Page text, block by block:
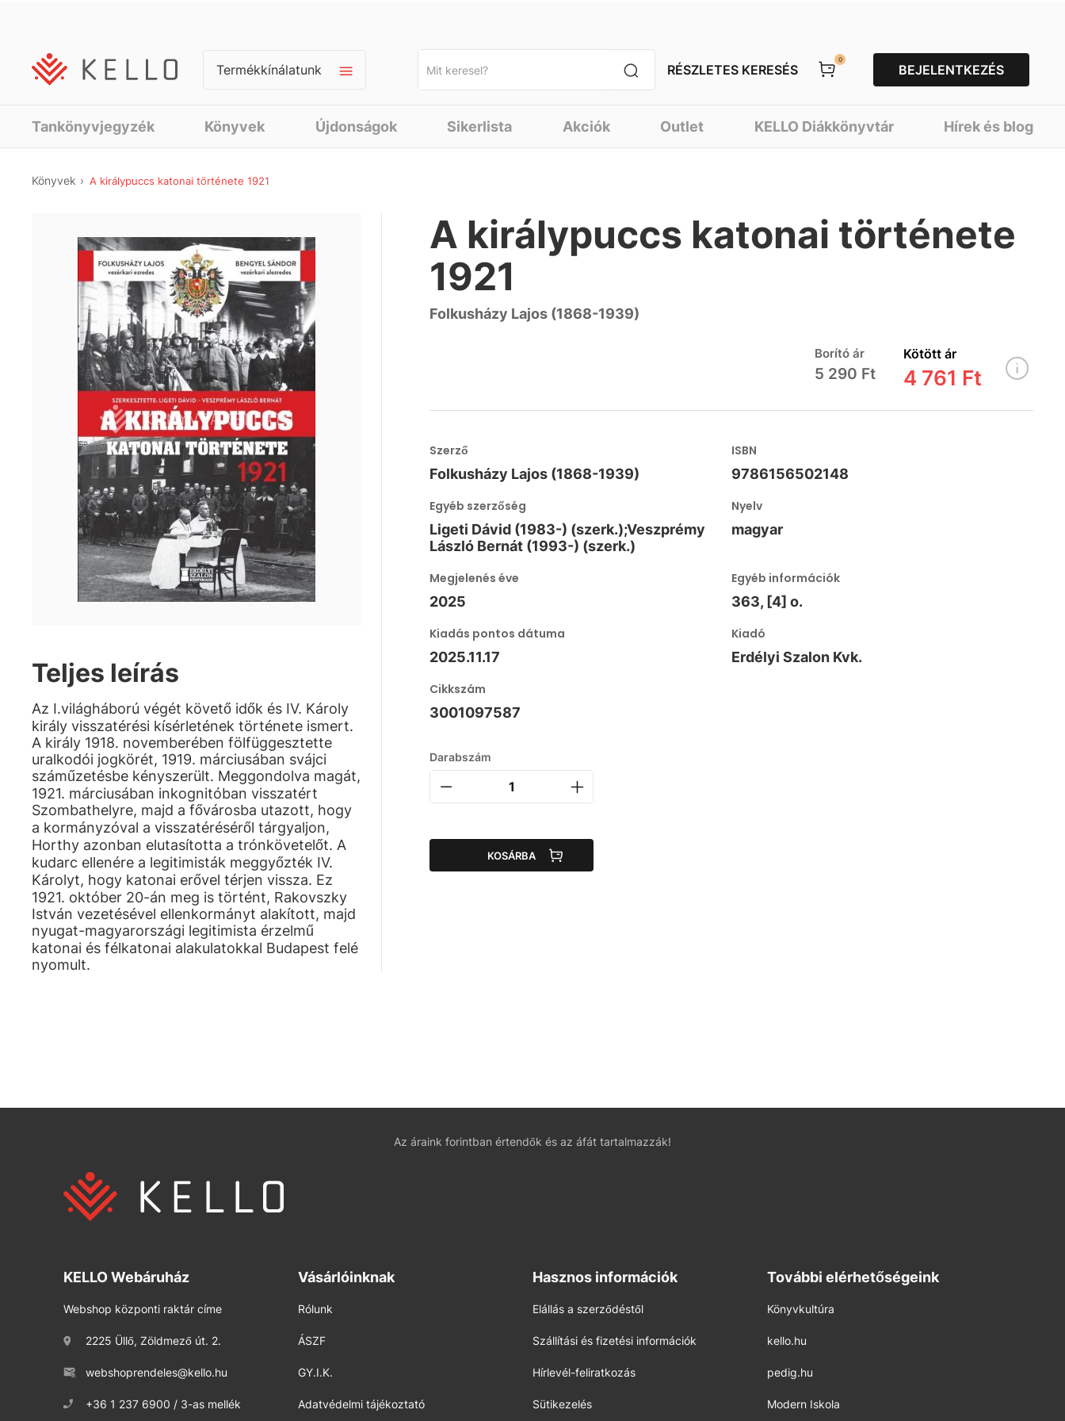
Termékkínálatunk RÉSZLETES KERESÉS
0
BEJELENTKEZÉS
Tankönyvjegyzék Könyvek Újdonságok Sikerlista Akciók Outlet KELLO Diákkönyvtár Hírek és blog
Könyvek A királypuccs katonai története 1921
Teljes leírás
Az I.világháború végét követő idők és IV. Károly
király visszatérési kísérletének története ismert.
A király 1918. novemberében fölfüggesztette
uralkodói jogkörét, 1919. márciusában svájci
száműzetésbe kényszerült. Meggondolva magát,
1921. márciusában inkognitóban visszatért
Szombathelyre, majd a fővárosba utazott, hogy
a kormányzóval a visszatéréséről tárgyaljon,
Horthy azonban elutasította a trónkövetelőt. A
kudarc ellenére a legitimisták meggyőzték IV.
Károlyt, hogy katonai erővel térjen vissza. Ez
1921. október 20-án meg is történt, Rakovszky
István vezetésével ellenkormányt alakított, majd
nyugat-magyarországi legitimista érzelmű
katonai és félkatonai alakulatokkal Budapest felé
nyomult.
A királypuccs katonai története
1921
Folkusházy Lajos (1868-1939)
Borító ár
5 290 Ft
Kötött ár
4 761 Ft
Szerző
Folkusházy Lajos (1868-1939)
ISBN
9786156502148
Egyéb szerzőség
Ligeti Dávid (1983-) (szerk.);Veszprémy
László Bernát (1993-) (szerk.)
Nyelv
magyar
Megjelenés éve
2025
Egyéb információk
363, [4] o.
Kiadás pontos dátuma
2025.11.17
Kiadó
Erdélyi Szalon Kvk.
Cikkszám
3001097587
Darabszám
KOSÁRBA
Az áraink forintban értendők és az áfát tartalmazzák!
KELLO Webáruház
Webshop központi raktár címe
2225 Üllő, Zöldmező út. 2.
webshoprendeles@kello.hu
+36 1 237 6900 / 3-as mellék
Vásárlóinknak
Rólunk
ÁSZF
GY.I.K.
Adatvédelmi tájékoztató
Hasznos információk
Elállás a szerződéstől
Szállítási és fizetési információk
Hírlevél-feliratkozás
Sütikezelés
További elérhetőségeink
Könyvkultúra
kello.hu
pedig.hu
Modern Iskola